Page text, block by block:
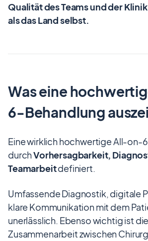
Qualität des Teams und der
als das Land selbst.
Was eine
6-Behandlung
Eine wirklich hochwertige All-on-
durchVorhersagbarkeit,
Teamarbeitdefiniert.
Umfassende Diagnostik, digitale
klare Kommunikation mit dem
unerlässlich. Ebenso wichtig ist
Zusammenarbeit zwischen